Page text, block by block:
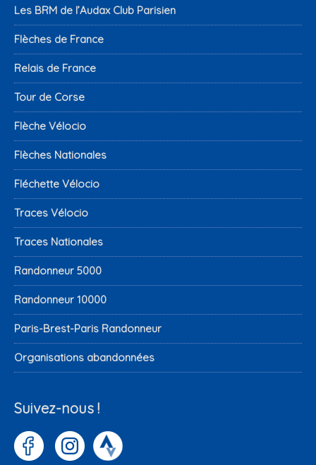
Les BRM de l’Audax Club Parisien
Flèches de France
Relais de France
Tour de Corse
Flèche Vélocio
Flèches Nationales
Fléchette Vélocio
Traces Vélocio
Traces Nationales
Randonneur 5000
Randonneur 10000
Paris-Brest-Paris Randonneur
Organisations abandonnées
Suivez-nous !